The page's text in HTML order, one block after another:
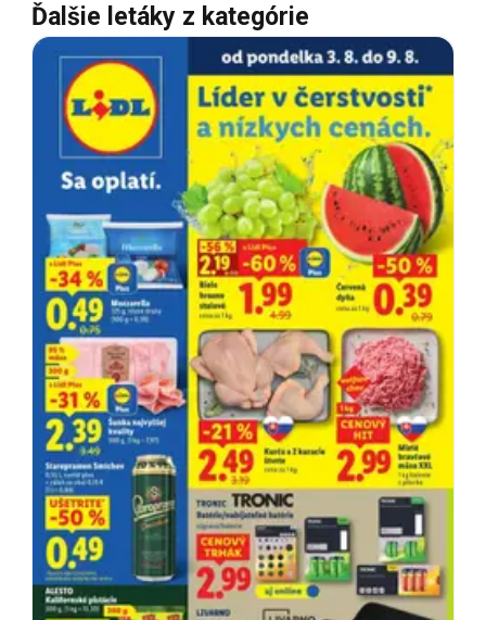
Ďalšie letáky z kategórie